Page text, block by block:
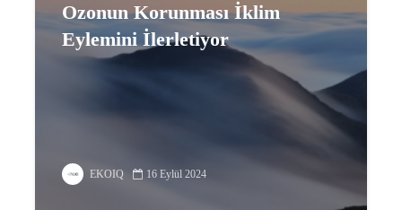
Ozonun Korunması İklim
Eylemini İlerletiyor
EKOIQ 16 Eylül 2024